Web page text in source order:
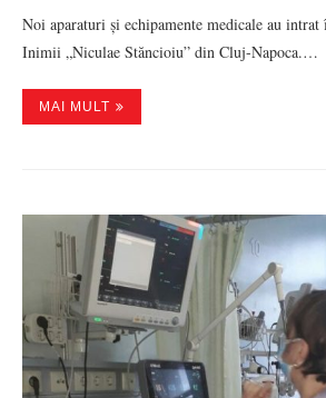
Noi aparaturi și echipamente medicale au
Inimii „Niculae Stăncioiu” din Cluj-Napoca.…
MAI MULT